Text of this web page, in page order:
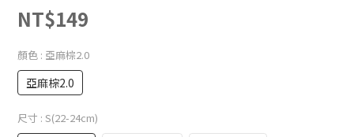
NT$149
顏色 : 亞麻棕2.0
亞麻棕2.0
尺寸 : S(22-24cm)